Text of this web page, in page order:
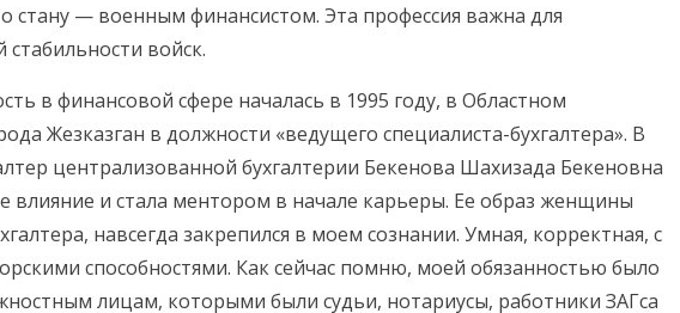
стану — военным финансистом. Эта профессия важна для
войск.
в финансовой сфере началась в 1995 году, в Областном
Жезказган в должности «ведущего специалиста-бухгалтера». В
централизованной бухгалтерии Бекенова Шахизада Бекеновна
влияние и стала ментором в начале карьеры. Ее образ женщины
навсегда закрепился в моем сознании. Умная, корректная, с
способностями. Как сейчас помню, моей обязанностью было
лицам, которыми были судьи, нотариусы, работники ЗАГса